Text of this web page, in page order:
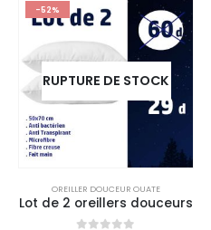
-52%
RUPTURE DE STOCK
OREILLER DOUCEUR OUATE
Lot de 2 oreillers douceurs